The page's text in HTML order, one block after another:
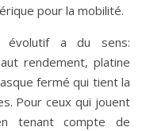
pour la mobilité.
a du sens:
rendement, platine
fermé qui tient la
Pour ceux qui jouent
tenant compte de